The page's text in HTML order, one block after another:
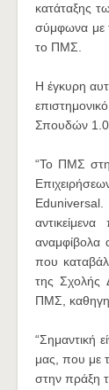
κατάταξης
σύμφωνα με
το ΠΜΣ.
Η έγκυρη
Σπουδών
“Το ΠΜΣ στη
Eduniversal.
αναμφίβολα
που
της Σχολής
ΠΜΣ,
“Σημαντική
μας, που με
στην πράξη